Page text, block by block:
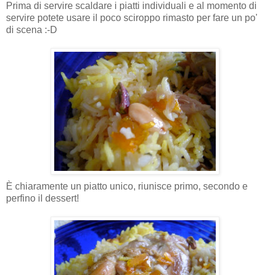
Prima di servire scaldare i piatti individuali e al momento di
servire potete usare il poco sciroppo rimasto per fare un po'
di scena :-D
È chiaramente un piatto unico, riunisce primo, secondo e
perfino il dessert!